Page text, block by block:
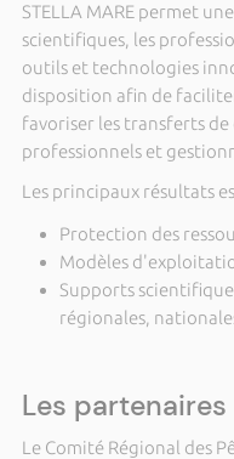
STELLA MARE permet
scientifiques, les
outils et technologies
disposition afin de
favoriser les transferts de
professionnels et
Les principaux résultats
Protection des
Modèles
Supports
régionales,
Les partenaires
Le Comité Régional des